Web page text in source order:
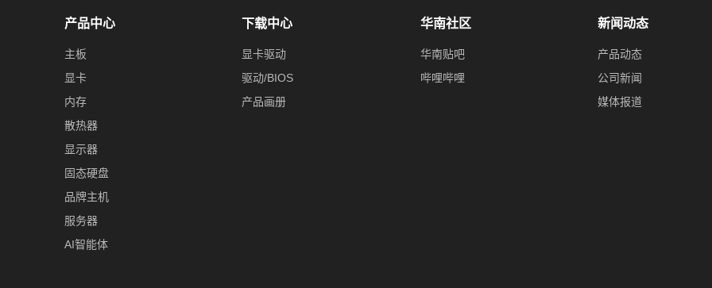
产品中心
主板
显卡
内存
散热器
显示器
固态硬盘
品牌主机
服务器
AI智能体
下载中心
显卡驱动
驱动/BIOS
产品画册
华南社区
华南贴吧
哔哩哔哩
新闻动态
产品动态
公司新闻
媒体报道